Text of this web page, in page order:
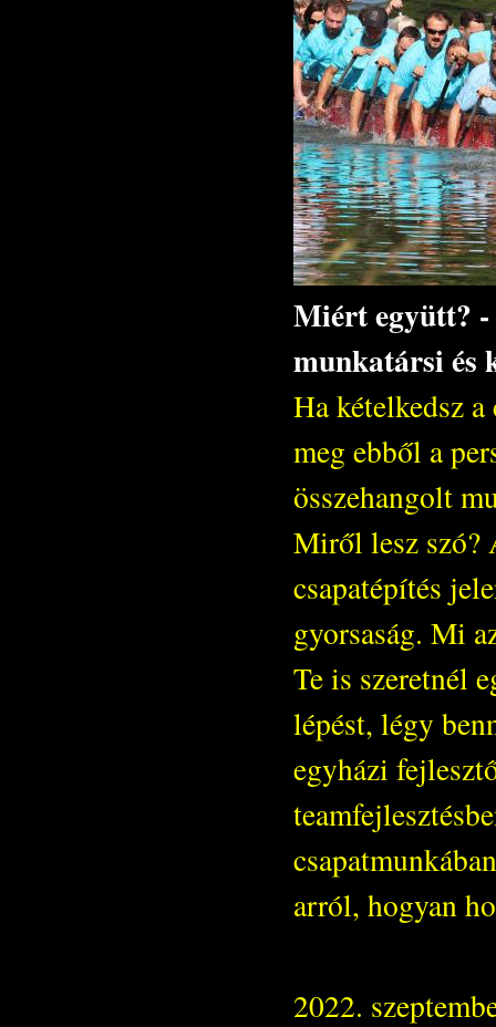
Miért együtt? -
munkatársi és
Ha kételkedsz
meg ebből a
összehangolt
Miről lesz szó?
csapatépítés
gyorsaság. Mi
Te is szeretnél
lépést, légy
egyházi
arról, hogyan
2022.